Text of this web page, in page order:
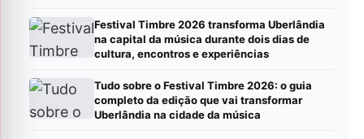
Festival Timbre 2026 transforma Uberlândia
na capital da música durante dois dias de
cultura, encontros e experiências
Tudo sobre o Festival Timbre 2026: o guia
completo da edição que vai transformar
Uberlândia na cidade da música